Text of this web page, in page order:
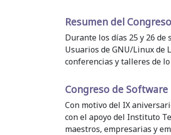
Resumen del
Durante los días 25 y 26
Usuarios de GNU/Linux de
conferencias y talleres de
Congreso de Software
Con motivo del IX
con el apoyo del Instituto
maestros, empresarias y